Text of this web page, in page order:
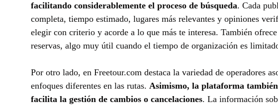
facilitando considerablemente el proceso de búsqueda. Cada
completa, tiempo estimado, lugares más relevantes y opiniones
elegir con criterio y acorde a lo que más te interesa. También
reservas, algo muy útil cuando el tiempo de organización es
Por otro lado, en Freetour.com destaca la variedad de operadores
enfoques diferentes en las rutas. Asimismo, la plataforma
facilita la gestión de cambios o cancelaciones. La información